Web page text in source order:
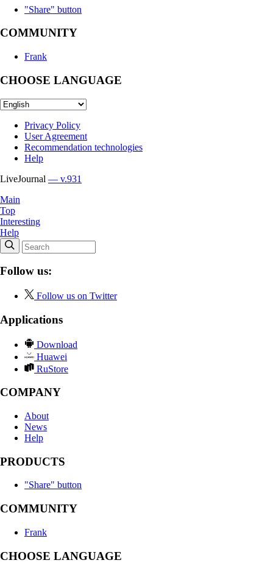
"Share" button
COMMUNITY
Frank
CHOOSE LANGUAGE
Privacy Policy
User Agreement
Recommendation technologies
Help
LiveJournal — v.931
Main
Top
Interesting
Help
Follow us:
Follow us on Twitter
Applications
Download
Huawei
RuStore
COMPANY
About
News
Help
PRODUCTS
"Share" button
COMMUNITY
Frank
CHOOSE LANGUAGE